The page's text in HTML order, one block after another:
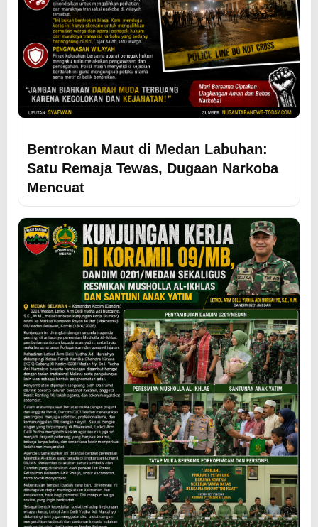
Bentrokan Maut di Medan Labuhan:
Satu Remaja Tewas, Dugaan Narkoba
Mencuat